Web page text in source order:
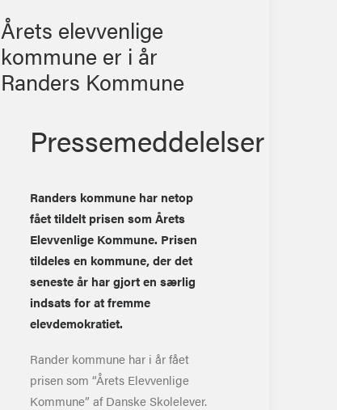
Årets elevvenlige
kommune er i år
Randers Kommune
Pressemeddelelser
Randers kommune har netop
fået tildelt prisen som Årets
Elevvenlige Kommune. Prisen
tildeles en kommune, der det
seneste år har gjort en særlig
indsats for at fremme
elevdemokratiet.
Rander kommune har i år fået
prisen som “Årets Elevvenlige
Kommune” af Danske Skolelever.